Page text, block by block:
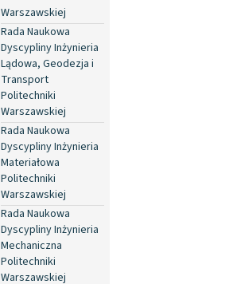
Warszawskiej
Rada Naukowa
Dyscypliny Inżynieria
Lądowa, Geodezja i
Transport
Politechniki
Warszawskiej
Rada Naukowa
Dyscypliny Inżynieria
Materiałowa
Politechniki
Warszawskiej
Rada Naukowa
Dyscypliny Inżynieria
Mechaniczna
Politechniki
Warszawskiej